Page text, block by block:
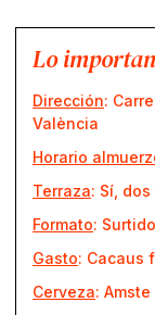
Lo
Dirección:
València
Horario
Terraza: Sí,
Formato: Surtido
Gasto: Cacaus
Cerveza: Amste